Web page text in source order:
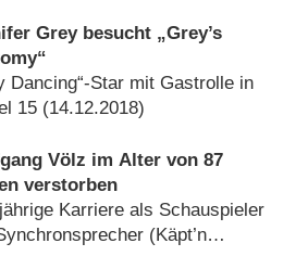
Grey besucht „Grey’s
Dancing“-Star mit Gastrolle in
15 (14.12.2018)
Völz im Alter von 87
verstorben
Karriere als Schauspieler
(Käpt’n